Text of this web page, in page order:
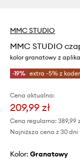
MMC STUDIO
MMC STUDIO
kolor granatowy z
-19% extra -5% z
Cena aktualna:
209,99 zł
Cena regularna: 389,99
Najniższa cena z 30
Kolor: granatowy